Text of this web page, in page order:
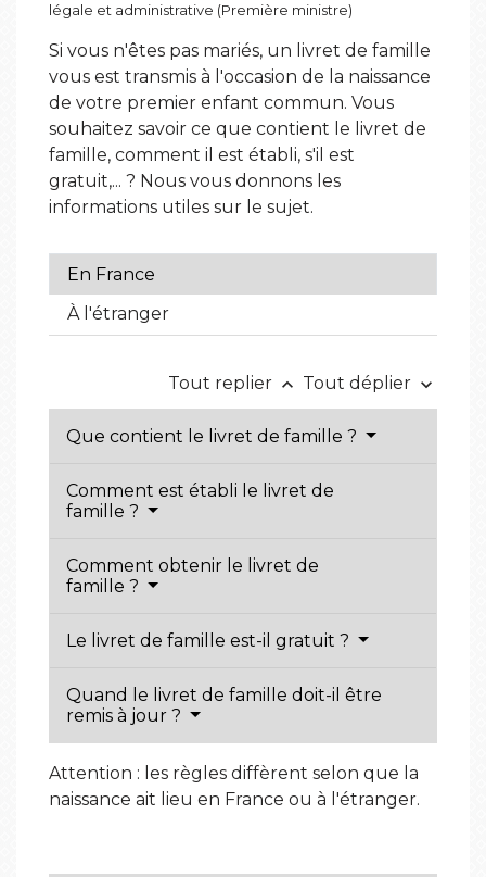
légale et administrative (Première ministre)
Si vous n'êtes pas mariés, un livret de famille
vous est transmis à l'occasion de la naissance
de votre premier enfant commun. Vous
souhaitez savoir ce que contient le livret de
famille, comment il est établi, s'il est
gratuit,... ? Nous vous donnons les
informations utiles sur le sujet.
En France
À l'étranger
Tout replier keyboard_arrow_up Tout déplier keyboard_arrow_down
Que contient le livret de famille ?
Comment est établi le livret de
famille ?
Comment obtenir le livret de
famille ?
Le livret de famille est-il gratuit ?
Quand le livret de famille doit-il être
remis à jour ?
Attention : les règles diffèrent selon que la
naissance ait lieu en France ou à l'étranger.